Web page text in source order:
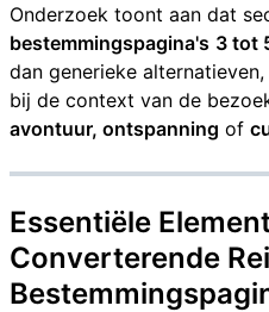
Onderzoek toont aan dat
bestemmingspagina's 3 tot
dan generieke
bij de context van de
avontuur, ontspanning of
Essentiële
Converterende